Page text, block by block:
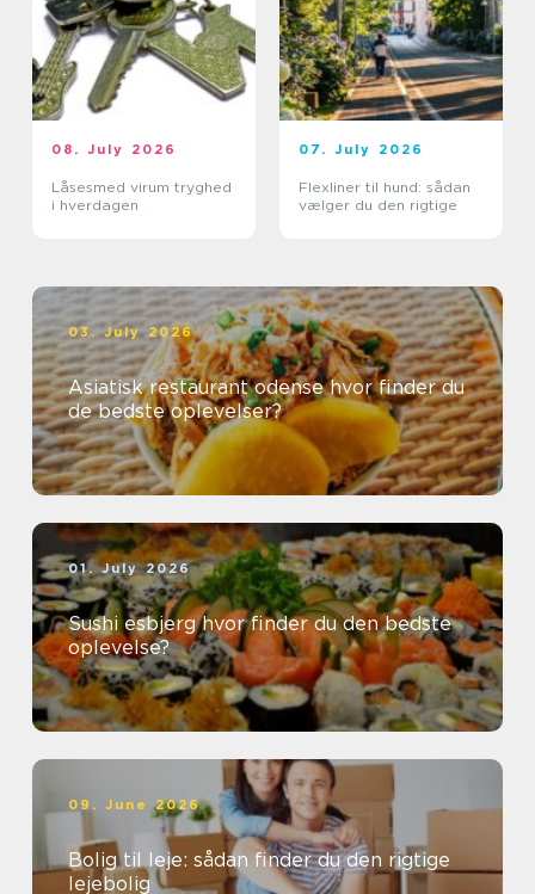
08. July 2026
Låsesmed virum tryghed
i hverdagen
07. July 2026
Flexliner til hund: sådan
vælger du den rigtige
03. July 2026
Asiatisk restaurant odense hvor finder du
de bedste oplevelser?
01. July 2026
Sushi esbjerg hvor finder du den bedste
oplevelse?
09. June 2026
Bolig til leje: sådan finder du den rigtige
lejebolig